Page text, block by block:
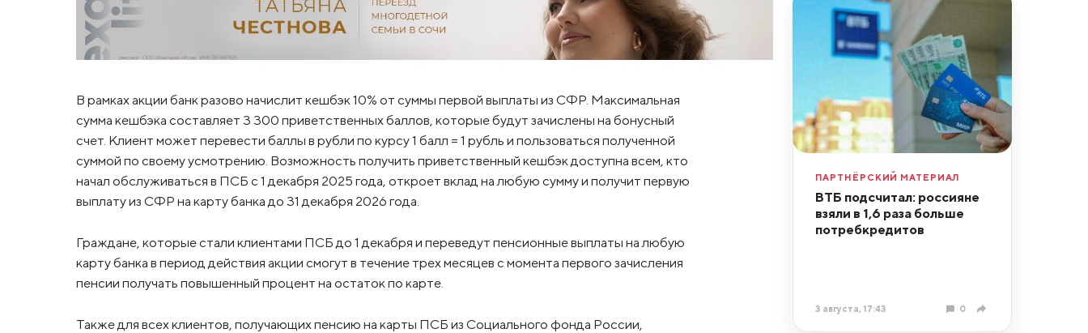
В рамках акции банк разово начислит кешбэк 10% от суммы первой выплаты из СФР. Максимальная
сумма кешбэка составляет 3 300 приветственных баллов, которые будут зачислены на бонусный
счет. Клиент может перевести баллы в рубли по курсу 1 балл = 1 рубль и пользоваться полученной
суммой по своему усмотрению. Возможность получить приветственный кешбэк доступна всем, кто
начал обслуживаться в ПСБ с 1 декабря 2025 года, откроет вклад на любую сумму и получит первую
выплату из СФР на карту банка до 31 декабря 2026 года.
Граждане, которые стали клиентами ПСБ до 1 декабря и переведут пенсионные выплаты на любую
карту банка в период действия акции смогут в течение трех месяцев с момента первого зачисления
пенсии получать повышенный процент на остаток по карте.
Также для всех клиентов, получающих пенсию на карты ПСБ из Социального фонда России,
ПАРТНЁРСКИЙ МАТЕРИАЛ
ВТБ подсчитал: россияне
взяли в 1,6 раза больше
потребкредитов
3 августа, 17:43 0